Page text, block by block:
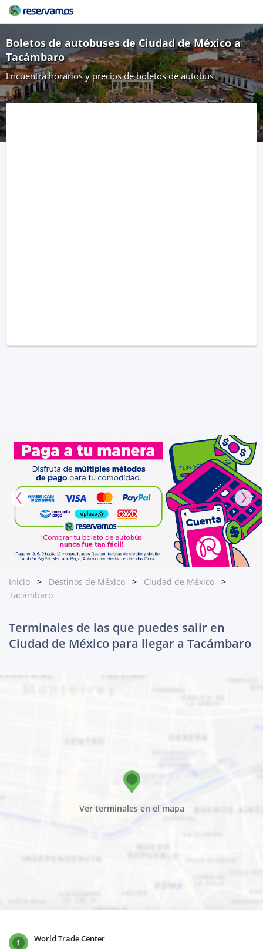
Boletos de autobuses de Ciudad de México a
Tacámbaro
Encuentra horarios y precios de boletos de autobús
Inicio Destinos de México
Ciudad de México
Tacámbaro
Terminales de las que puedes salir en
Ciudad de México para llegar a Tacámbaro
Ver terminales en el mapa
1 World Trade Center